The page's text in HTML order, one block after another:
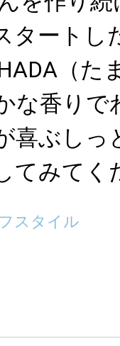
タートし
（た
な香りで
喜ぶしっ
てみてく
スタイル